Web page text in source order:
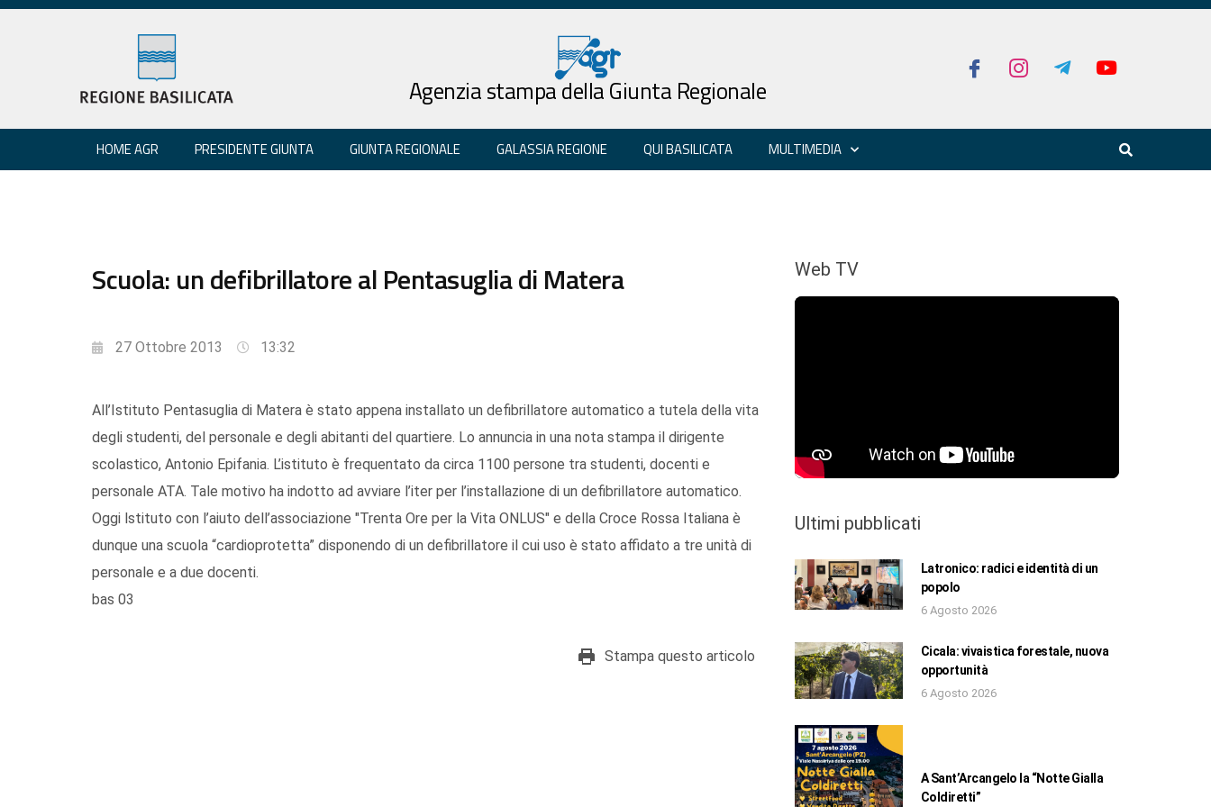
Agenzia stampa della Giunta Regionale
HOME AGR PRESIDENTE GIUNTA GIUNTA REGIONALE GALASSIA REGIONE QUI BASILICATA MULTIMEDIA
Scuola: un defibrillatore al Pentasuglia di Matera
27 Ottobre 2013 13:32
All’Istituto Pentasuglia di Matera è stato appena installato un defibrillatore automatico a tutela della vita
degli studenti, del personale e degli abitanti del quartiere. Lo annuncia in una nota stampa il dirigente
scolastico, Antonio Epifania. L’istituto è frequentato da circa 1100 persone tra studenti, docenti e
personale ATA. Tale motivo ha indotto ad avviare l’iter per l’installazione di un defibrillatore automatico.
Oggi lstituto con l’aiuto dell’associazione "Trenta Ore per la Vita ONLUS" e della Croce Rossa Italiana è
dunque una scuola “cardioprotetta” disponendo di un defibrillatore il cui uso è stato affidato a tre unità di
personale e a due docenti.
bas 03
Stampa questo articolo
Web TV
Ultimi pubblicati
Latronico: radici e identità di un
popolo
6 Agosto 2026
Cicala: vivaistica forestale, nuova
opportunità
6 Agosto 2026
A Sant’Arcangelo la “Notte Gialla
Coldiretti”